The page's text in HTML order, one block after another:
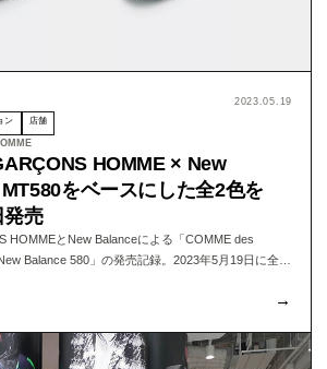
2023.05.19
ン 店舗
HOMME × New
をベースにした全2色を
発売
HOMMEとNew Balanceによる「COMME des
Balance 580」の発売記録。2023年5月19日に全国
円のコラボレーションモデルを整理する。
→